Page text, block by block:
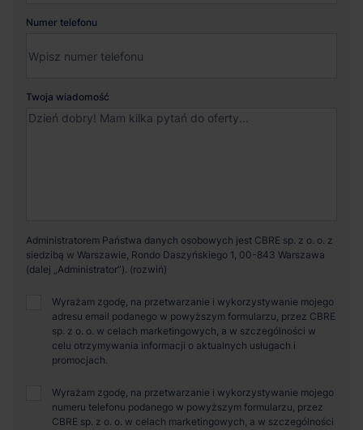
Numer telefonu
Twoja wiadomość
Administratorem Państwa danych osobowych jest CBRE sp. z o. o. z
siedzibą w Warszawie, Rondo Daszyńskiego 1, 00-843 Warszawa
(dalej „Administrator”).
Wyrażam zgodę, na przetwarzanie i wykorzystywanie mojego
adresu email podanego w powyższym formularzu, przez CBRE
sp. z o. o. w celach marketingowych, a w szczególności w
celu otrzymywania informacji o aktualnych usługach i
promocjach.
Wyrażam zgodę, na przetwarzanie i wykorzystywanie mojego
numeru telefonu podanego w powyższym formularzu, przez
CBRE sp. z o. o. w celach marketingowych, a w szczególności